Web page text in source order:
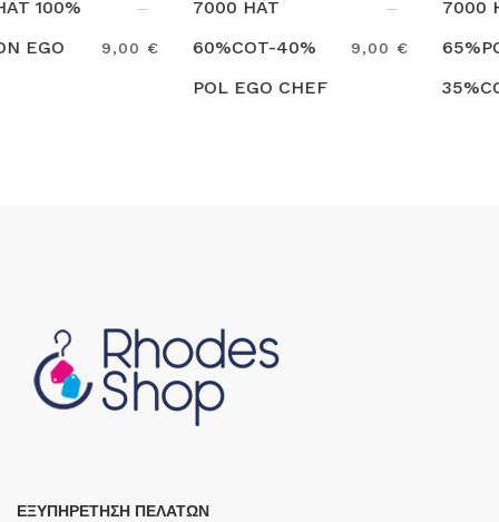
7000 HAT
60%COT-40%
9,00 €
65%POL-
35%COT EGO
9,00
Search
ΕΞΥΠΗΡΕΤΗΣΗ ΠΕΛΑΤΩΝ